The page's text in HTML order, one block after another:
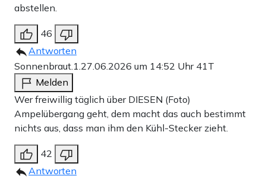
abstellen.
46
Antworten
Sonnenbraut.1. 27.06.2026 um 14:52 Uhr 41T
Melden
Wer freiwillig täglich über DIESEN (Foto)
Ampelübergang geht, dem macht das auch bestimmt
nichts aus, dass man ihm den Kühl-Stecker zieht.
42
Antworten